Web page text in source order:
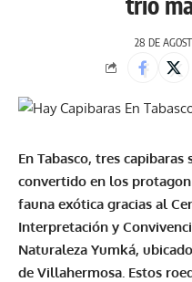
28 DE
En Tabasco, tres capibaras
convertido en los
fauna exótica gracias al
Interpretación y
Naturaleza Yumká,
de Villahermosa. Estos